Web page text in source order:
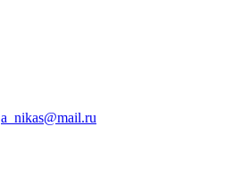
a_nikas@mail.ru